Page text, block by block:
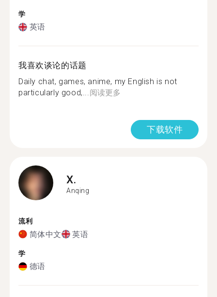
学
英语
我喜欢谈论的话题
Daily chat, games, anime, my English is not
particularly good,...阅读更多
下载软件
X.
Anqing
流利
简体中文 英语
学
德语